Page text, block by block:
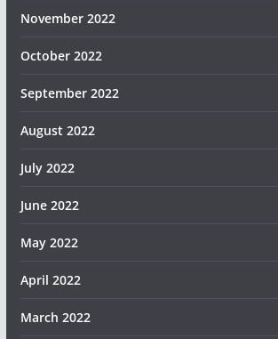
November 2022
October 2022
September 2022
August 2022
July 2022
June 2022
May 2022
April 2022
March 2022